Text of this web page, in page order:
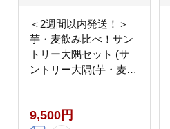
＜2週間以内発送！＞
芋・麦飲み比べ！サン
トリー大隅セット (サ
ントリー大隅(芋・麦)
A874
9,500円